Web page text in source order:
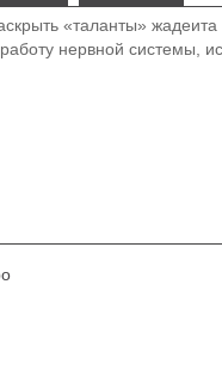
«таланты»
нервной системы,